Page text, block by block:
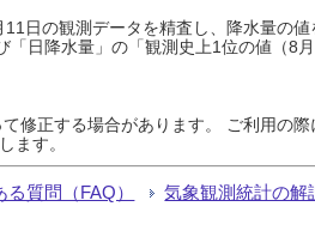
日の観測データを精査し、降水量の
「日降水量」の「観測史上1位の値（8
修正する場合があります。 ご利用の
ます。
る質問（FAQ） 気象観測統計の解